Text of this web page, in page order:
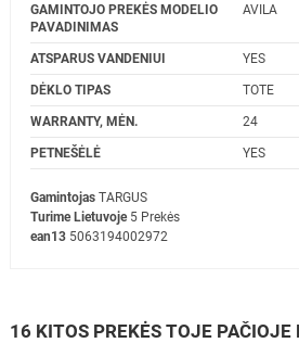
GAMINTOJO PREKĖS MODELIO
PAVADINIMAS
AVILA
ATSPARUS VANDENIUI YES
DĖKLO TIPAS TOTE
WARRANTY, MĖN. 24
PETNEŠĖLĖ YES
Gamintojas TARGUS
Turime Lietuvoje 5 Prekės
ean13 5063194002972
16 KITOS PREKĖS TOJE PAČIOJE